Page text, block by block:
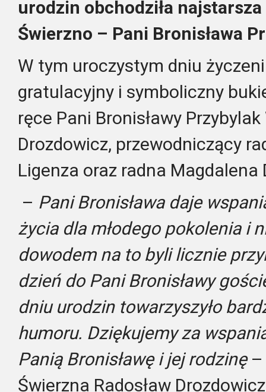
urodzin obchodziła
Świerzno – Pani Bronisława
W tym uroczystym dniu
gratulacyjny i symboliczny
ręce Pani Bronisławy
Drozdowicz, przewodniczący
Ligenza oraz radna Magdalena
– Pani Bronisława daje
życia dla młodego pokolenia i
dowodem na to byli licznie
dzień do Pani Bronisławy
dniu urodzin towarzyszyło
humoru. Dziękujemy za
Panią Bronisławę i jej rodzinę–
Świerzna Radosław